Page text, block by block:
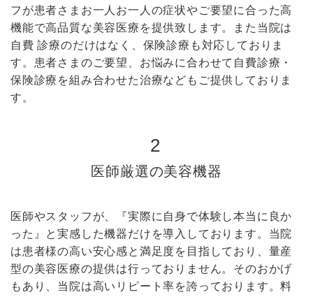
フが患者さまお一人お一人の症状やご要望に合った高
機能で高品質な美容医療を提供致します。また当院は
自費 診療のだけはなく、保険診療も対応しておりま
す。患者さまのご要望、お悩みに合わせて自費診療・
保険診療を組み合わせた治療などもご提供しておりま
す。
2
医師厳選の美容機器
医師やスタッフが、『実際に自身で体験し本当に良か
った』と実感した機器だけを導入しております。当院
は患者様の高い安心感と満足度を目指しており、量産
型の美容医療の提供は行っておりません。そのおかげ
もあり、当院は高いリピート率を誇っております。料